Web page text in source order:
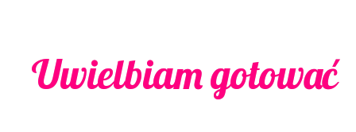
Uwielbiam gotować